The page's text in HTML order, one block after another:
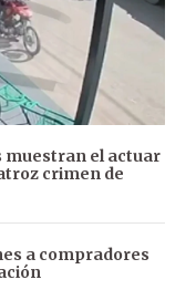
muestran el actuar
crimen de
a compradores